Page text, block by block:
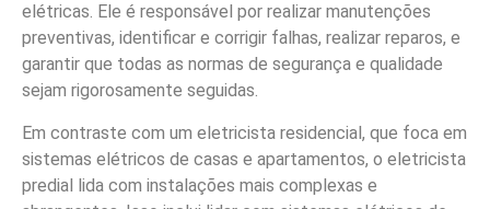
elétricas. Ele é responsável por realizar manutenções
preventivas, identificar e corrigir falhas, realizar reparos, e
garantir que todas as normas de segurança e qualidade
sejam rigorosamente seguidas.
Em contraste com um eletricista residencial, que foca em
sistemas elétricos de casas e apartamentos, o eletricista
predial lida com instalações mais complexas e